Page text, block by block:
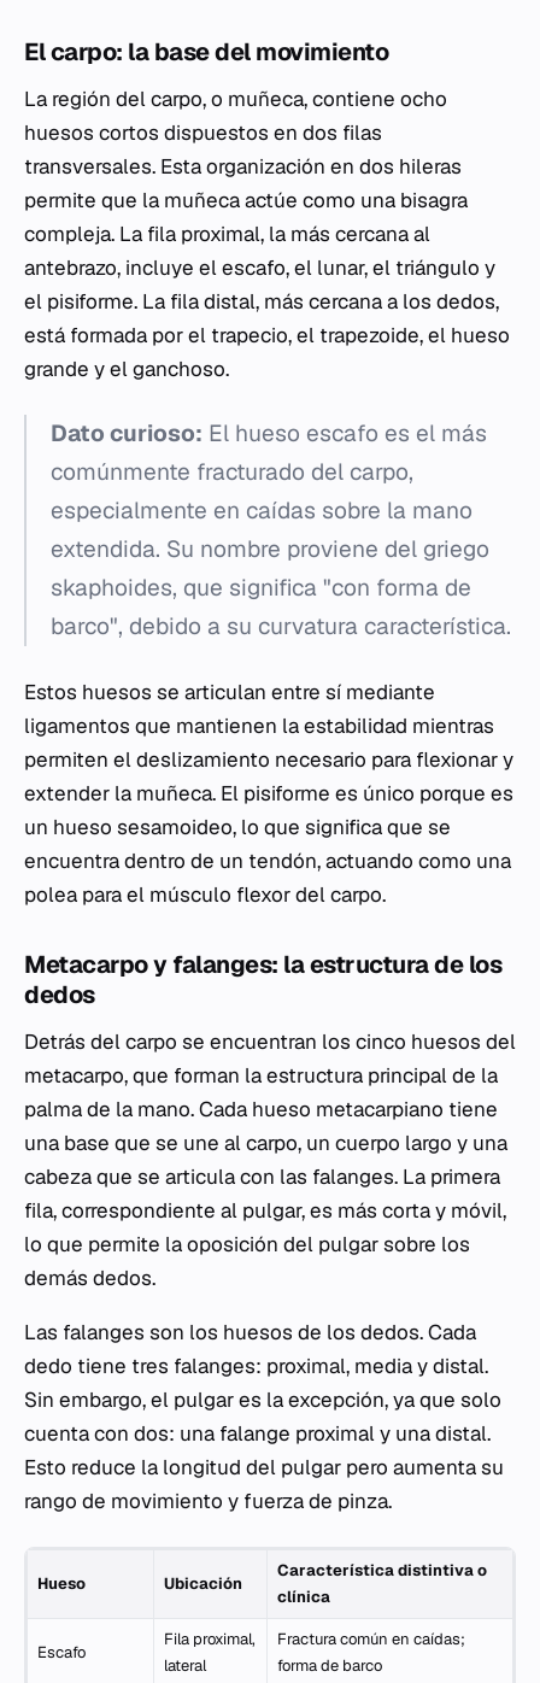
El carpo: la base del movimiento
La región del carpo, o muñeca, contiene ocho
huesos cortos dispuestos en dos filas
transversales. Esta organización en dos hileras
permite que la muñeca actúe como una bisagra
compleja. La fila proximal, la más cercana al
antebrazo, incluye el escafo, el lunar, el triángulo y
el pisiforme. La fila distal, más cercana a los dedos,
está formada por el trapecio, el trapezoide, el hueso
grande y el ganchoso.
Dato curioso: El hueso escafo es el más
comúnmente fracturado del carpo,
especialmente en caídas sobre la mano
extendida. Su nombre proviene del griego
skaphoides, que significa "con forma de
barco", debido a su curvatura característica.
Estos huesos se articulan entre sí mediante
ligamentos que mantienen la estabilidad mientras
permiten el deslizamiento necesario para flexionar y
extender la muñeca. El pisiforme es único porque es
un hueso sesamoideo, lo que significa que se
encuentra dentro de un tendón, actuando como una
polea para el músculo flexor del carpo.
Metacarpo y falanges: la estructura de los
dedos
Detrás del carpo se encuentran los cinco huesos del
metacarpo, que forman la estructura principal de la
palma de la mano. Cada hueso metacarpiano tiene
una base que se une al carpo, un cuerpo largo y una
cabeza que se articula con las falanges. La primera
fila, correspondiente al pulgar, es más corta y móvil,
lo que permite la oposición del pulgar sobre los
demás dedos.
Las falanges son los huesos de los dedos. Cada
dedo tiene tres falanges: proximal, media y distal.
Sin embargo, el pulgar es la excepción, ya que solo
cuenta con dos: una falange proximal y una distal.
Esto reduce la longitud del pulgar pero aumenta su
rango de movimiento y fuerza de pinza.
Hueso Ubicación
Característica distintiva o
clínica
Escafo
Fila proximal,
lateral
Fractura común en caídas;
forma de barco